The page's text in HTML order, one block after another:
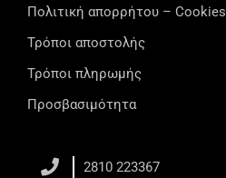
Πολιτική απορρήτου – Cookies
Τρόποι αποστολής
Τρόποι πληρωμής
Προσβασιμότητα
2810 223367